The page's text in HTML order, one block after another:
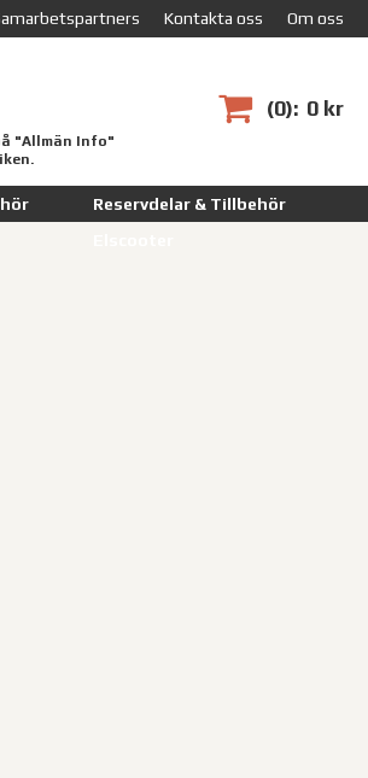
Kontakta oss Om oss
0 0 kr
"Allmän Info"
Reservdelar & Tillbehör